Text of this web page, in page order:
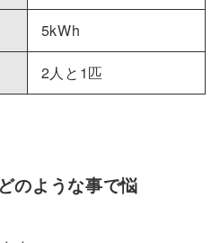
5kWh
2人と1匹
のような事で悩